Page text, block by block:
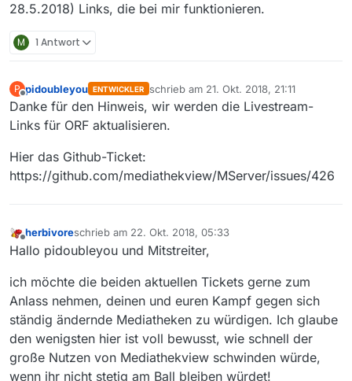
28.5.2018) Links, die bei mir funktionieren.
M 1 Antwort
P
Offline
pidoubleyou ENTWICKLER schrieb am 21. Okt. 2018, 21:11
zuletzt editiert von
Danke für den Hinweis, wir werden die Livestream-
Links für ORF aktualisieren.
Hier das Github-Ticket:
https://github.com/mediathekview/MServer/issues/426
Offline
herbivoreschrieb am 22. Okt. 2018, 05:33
zuletzt editiert von
Hallo pidoubleyou und Mitstreiter,
ich möchte die beiden aktuellen Tickets gerne zum
Anlass nehmen, deinen und euren Kampf gegen sich
ständig ändernde Mediatheken zu würdigen. Ich glaube
den wenigsten hier ist voll bewusst, wie schnell der
große Nutzen von Mediathekview schwinden würde,
wenn ihr nicht stetig am Ball bleiben würdet!